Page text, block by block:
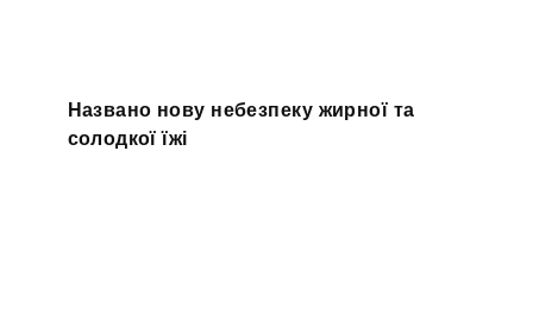
Названо нову небезпеку жирної та
солодкої їжі